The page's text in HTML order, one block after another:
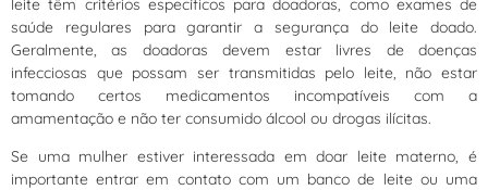
leite têm critérios específicos para doadoras, como exames de
saúde regulares para garantir a segurança do leite doado.
Geralmente, as doadoras devem estar livres de doenças
infecciosas que possam ser transmitidas pelo leite, não estar
tomando certos medicamentos incompatíveis com a
amamentação e não ter consumido álcool ou drogas ilícitas.
Se uma mulher estiver interessada em doar leite materno, é
importante entrar em contato com um banco de leite ou uma